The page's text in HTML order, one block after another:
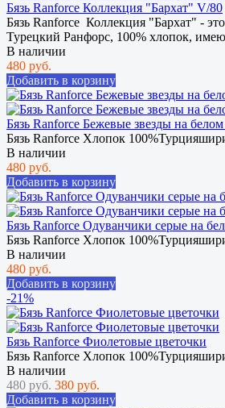
Бязь Ranforce Коллекция "Бархат" V/80
Бязь Ranforce Коллекция "Бархат" -
Турецкий Ранфорс, 100% хлопок,
В наличии
480 руб.
Добавить в корзину
Бязь Ranforce Бежевые звезды на
Бязь Ranforce Хлопок
В наличии
480 руб.
Добавить в корзину
Бязь Ranforce Одуванчики серые на
Бязь Ranforce Хлопок
В наличии
480 руб.
Добавить в корзину
-21%
Бязь Ranforce Фиолетовые цветочки
Бязь Ranforce Хлопок
В наличии
480 руб. 380 руб.
Добавить в корзину